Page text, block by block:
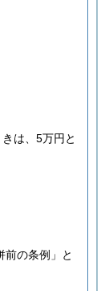
は、5万円と
前の条例」と